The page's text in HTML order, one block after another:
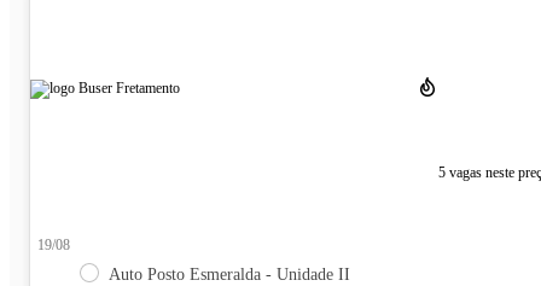
5 vagas neste
19/08
Auto Posto Esmeralda - Unidade II